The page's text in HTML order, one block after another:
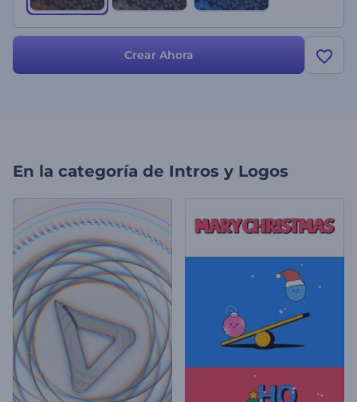
Crear Ahora
En la categoría de Intros y Logos